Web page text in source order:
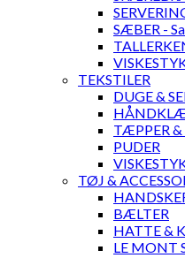
SÆBER -
TEKSTILER
DUGE &
TÆPPER &
PUDER
TØJ &
BÆLTER
HATTE &
LE MONT